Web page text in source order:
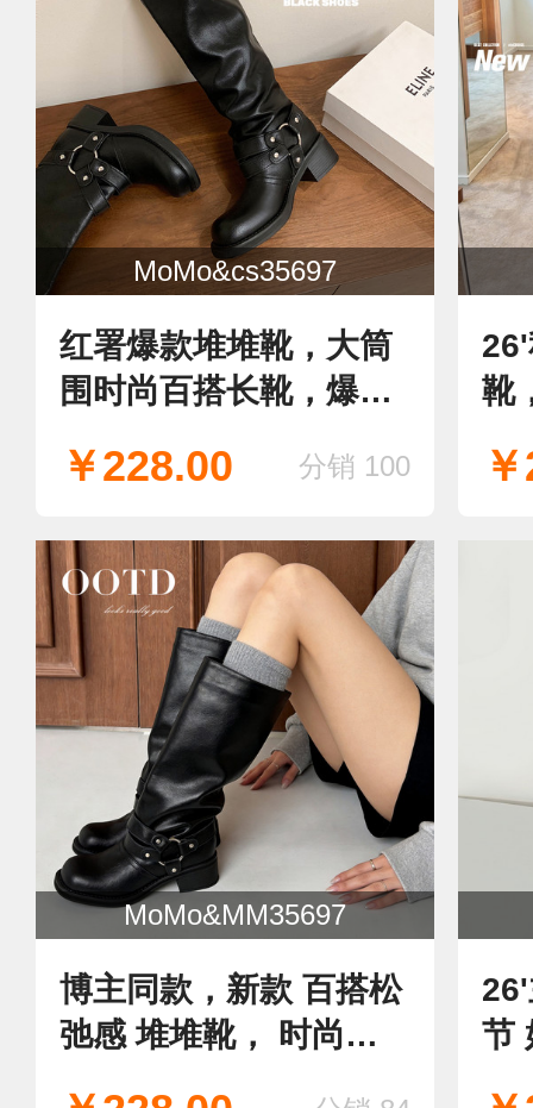
MoMo&cs35697
红署爆款堆堆靴，大筒
围时尚百搭长靴，爆好
￥228.00 分销 100
靴
MoMo&MM35697
博主同款，新款 百搭松
弛感 堆堆靴， 时尚单
节